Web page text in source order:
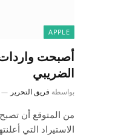
APPLE
الضريبي
بواسطة فريق التحرير
الاستيراد التي